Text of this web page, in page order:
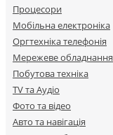
Процесори
Мобільна електроніка
Оргтехніка телефонія
Мережеве обладнання
Побутова техніка
TV та Аудіо
Фото та відео
Авто та навігація